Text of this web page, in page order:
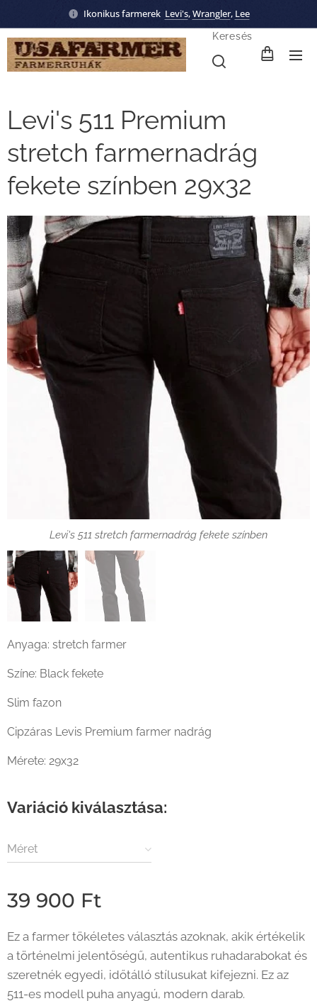
Ikonikus farmerek Levi's,Wrangler, Lee
Keresés
Levi's 511 Premium
stretch farmernadrág
fekete színben 29x32
Levi's 511 stretch farmernadrág fekete színben
Levi's 511 stretch farmernadrág fekete színben szemből
Anyaga: stretch farmer
Színe: Black fekete
Slim fazon
Cipzáras Levis Premium farmer nadrág
Mérete: 29x32
Variáció kiválasztása:
Méret
39 900 Ft
Ez a farmer tökéletes választás azoknak, akik értékelik
a történelmi jelentőségű, autentikus ruhadarabokat és
szeretnék egyedi, időtálló stílusukat kifejezni. Ez az
511-es modell puha anyagú, modern darab.